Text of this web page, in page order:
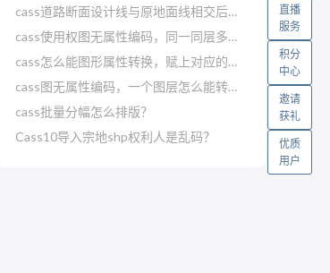
cass道路断面设计线与原地面线相交后就断了？
cass使用权图无属性编码，同一同层多种怎么赋属性？
cass怎么能图形属性转换，赋上对应的属性编码？
cass图无属性编码，一个图层怎么能转换赋值多个实体编码？
cass批量分幅怎么排版？
Cass10导入宗地shp权利人是乱码？
直播
服务
积分
中心
邀请
获礼
优质
用户